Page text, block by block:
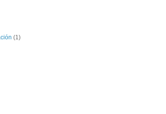
(1)